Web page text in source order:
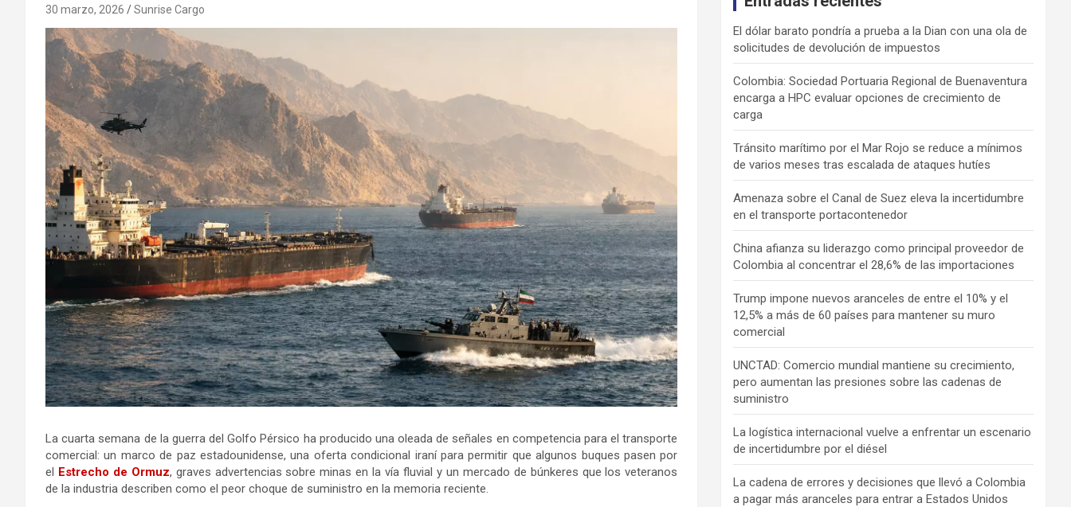
30 marzo, 2026 Sunrise Cargo
La cuarta semana de la guerra del Golfo Pérsico ha producido una oleada de señales en competencia para el transporte
comercial: un marco de paz estadounidense, una oferta condicional iraní para permitir que algunos buques pasen por
el Estrecho de Ormuz, graves advertencias sobre minas en la vía fluvial y un mercado de búnkeres que los veteranos
de la industria describen como el peor choque de suministro en la memoria reciente.
El dólar barato pondría a prueba a la Dian con una ola de
solicitudes de devolución de impuestos
Colombia: Sociedad Portuaria Regional de Buenaventura
encarga a HPC evaluar opciones de crecimiento de
carga
Tránsito marítimo por el Mar Rojo se reduce a mínimos
de varios meses tras escalada de ataques hutíes
Amenaza sobre el Canal de Suez eleva la incertidumbre
en el transporte portacontenedor
China afianza su liderazgo como principal proveedor de
Colombia al concentrar el 28,6% de las importaciones
Trump impone nuevos aranceles de entre el 10% y el
12,5% a más de 60 países para mantener su muro
comercial
UNCTAD: Comercio mundial mantiene su crecimiento,
pero aumentan las presiones sobre las cadenas de
suministro
La logística internacional vuelve a enfrentar un escenario
de incertidumbre por el diésel
La cadena de errores y decisiones que llevó a Colombia
a pagar más aranceles para entrar a Estados Unidos